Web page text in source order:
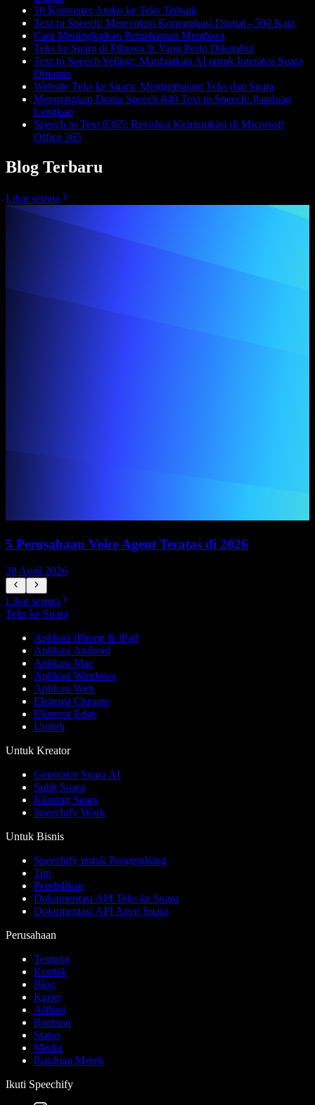
10 Konverter Audio ke Teks Terbaik
Text to Speech: Merevolusi Komunikasi Digital - 500 Kata
Cara Meningkatkan Pemahaman Membaca
Teks ke Suara di Filmora 9: Yang Perlu Diketahui
Text to Speech Yelling: Manfaatkan AI untuk Interaksi Suara
Dinamis
Website Teks ke Suara: Menjembatani Teks dan Suara
Mengungkap Dunia Speech 049 Text to Speech: Panduan
Lengkap
Speech to Text 0365: Revolusi Komunikasi di Microsoft
Office 365
Blog Terbaru
Lihat semua
5 Perusahaan Voice Agent Teratas di 2026
28 April 2026
Lihat semua
Teks ke Suara
Aplikasi iPhone & iPad
Aplikasi Android
Aplikasi Mac
Aplikasi Windows
Aplikasi Web
Ekstensi Chrome
Ekstensi Edge
Unduh
Untuk Kreator
Generator Suara AI
Sulih Suara
Kloning Suara
Speechify Work
Untuk Bisnis
Speechify untuk Pengembang
Tim
Pendidikan
Dokumentasi API Teks ke Suara
Dokumentasi API Agen Suara
Perusahaan
Tentang
Kontak
Blog
Karier
Afiliasi
Bantuan
Status
Media
Panduan Merek
Ikuti Speechify